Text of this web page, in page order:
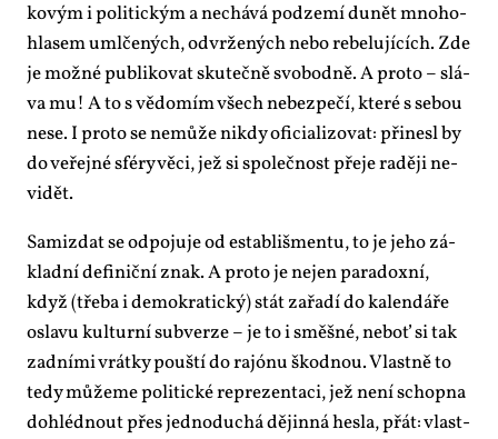
ko­vým i po­li­tic­kým a ne­chá­vá pod­ze­mí du­nět mno­ho­
hla­sem uml­če­ných, od­vr­že­ných ne­bo re­be­lu­jí­cích. Zde
je mož­né pu­b­li­ko­vat sku­teč­ně svo­bod­ně. A pro­to – slá­
va mu! A to s vě­do­mím všech ne­bez­pe­čí, kte­ré s se­bou
ne­se. I pro­to se ne­mů­že ni­kdy ofi­ci­a­li­zo­vat: při­ne­sl by
do ve­řej­né sfé­ry vě­ci, jež si spo­leč­nost pře­je ra­dě­ji ne­
vi­dět.
Sa­mizdat se od­po­ju­je od es­tab­liš­men­tu, to je je­ho zá­
klad­ní de­fi­nič­ní znak. A pro­to je nejen pa­ra­dox­ní,
když (tře­ba i de­mo­kra­tic­ký) stát za­řa­dí do ka­len­dá­ře
osla­vu kul­tur­ní sub­ver­ze – je to i směš­né, ne­boť si tak
zad­ní­mi vrát­ky pouš­tí do ra­jó­nu škod­nou. Vlast­ně to
te­dy mů­že­me po­li­tic­ké re­pre­zen­ta­ci, jež ne­ní schop­na
do­hléd­nout přes jed­no­du­chá dě­jin­ná hes­la, přát: vlast­